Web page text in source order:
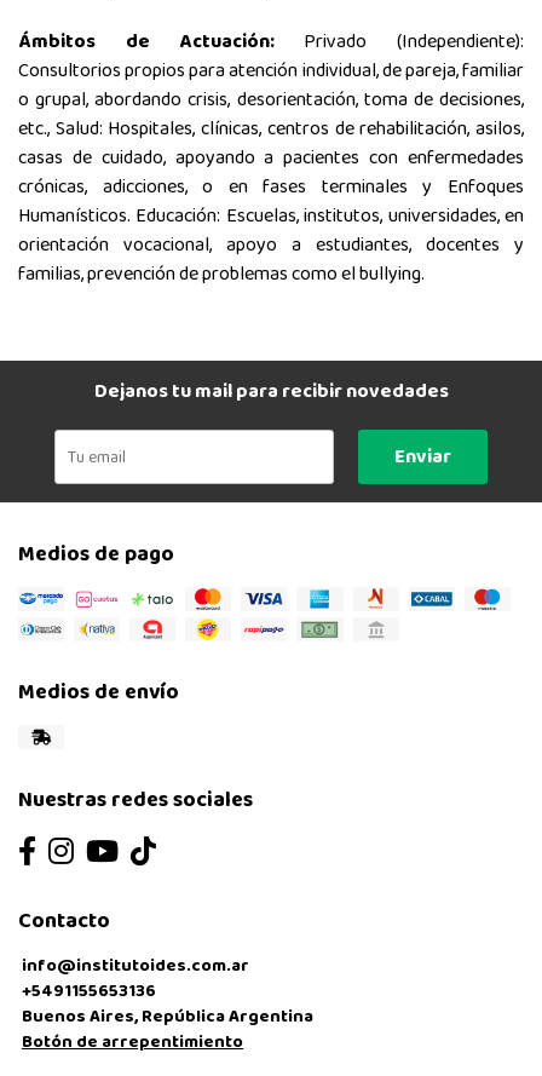
Ámbitos de Actuación: Privado (Independiente):
Consultorios propios para atención individual, de pareja, familiar
o grupal, abordando crisis, desorientación, toma de decisiones,
etc., Salud: Hospitales, clínicas, centros de rehabilitación, asilos,
casas de cuidado, apoyando a pacientes con enfermedades
crónicas, adicciones, o en fases terminales y Enfoques
Humanísticos. Educación: Escuelas, institutos, universidades, en
orientación vocacional, apoyo a estudiantes, docentes y
familias, prevención de problemas como el bullying.
Dejanos tu mail para recibir novedades
Enviar
Medios de pago
Medios de envío
Nuestras redes sociales
Contacto
info@institutoides.com.ar
+5491155653136
Buenos Aires, República Argentina
Botón de arrepentimiento